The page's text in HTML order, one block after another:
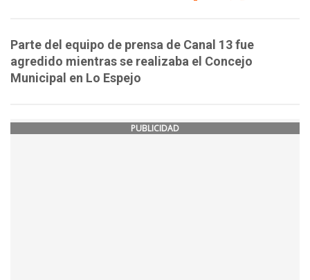
Parte del equipo de prensa de Canal 13 fue
agredido mientras se realizaba el Concejo
Municipal en Lo Espejo
PUBLICIDAD